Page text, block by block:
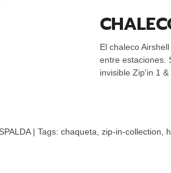
El chaleco
entre estaciones.
invisible Zip'in 1 &
| Tags: chaqueta zip-in-collection